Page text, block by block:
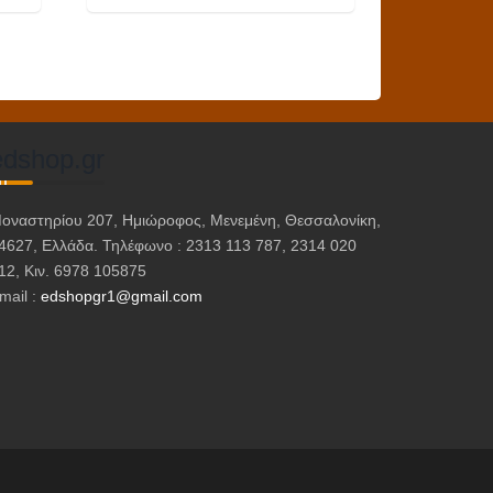
έχει
επιλογές
μπορούν
να
επιλεγούν
207, Ημιώροφος, Μενεμένη, Θεσσαλονίκη,
Ελλάδα. Τηλέφωνο : 2313 113 787, 2314 020
Κιν. 6978 105875
: edshopgr1@gmail.com